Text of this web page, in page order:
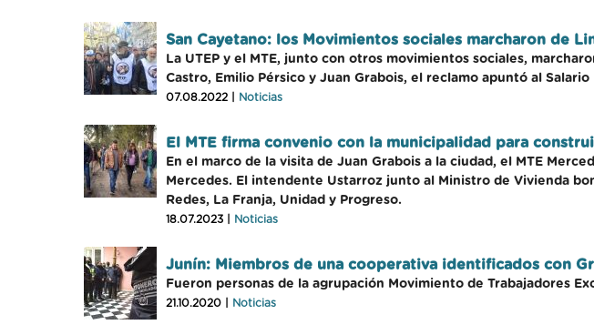
San Cayetano: los Movimientos sociales marcharon de
La UTEP y el MTE, junto con otros movimientos sociales,
Castro, Emilio Pérsico y Juan Grabois, el reclamo apuntó al
07.08.2022 | Noticias
El MTE firma convenio con la municipalidad para
En el marco de la visita de Juan Grabois a la ciudad, el MTE
Mercedes. El intendente Ustarroz junto al Ministro de Vivienda
Redes, La Franja, Unidad y Progreso.
18.07.2023 | Noticias
Junín: Miembros de una cooperativa identificados con
Fueron personas de la agrupación Movimiento de Trabajadores
21.10.2020 | Noticias